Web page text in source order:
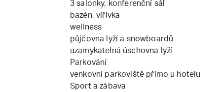
3 salonky, konferenční sál
bazén, vířivka
wellness
půjčovna lyží a snowboardů
uzamykatelná úschovna lyží
Parkování
venkovní parkoviště přímo u hotelu
Sport a zábava